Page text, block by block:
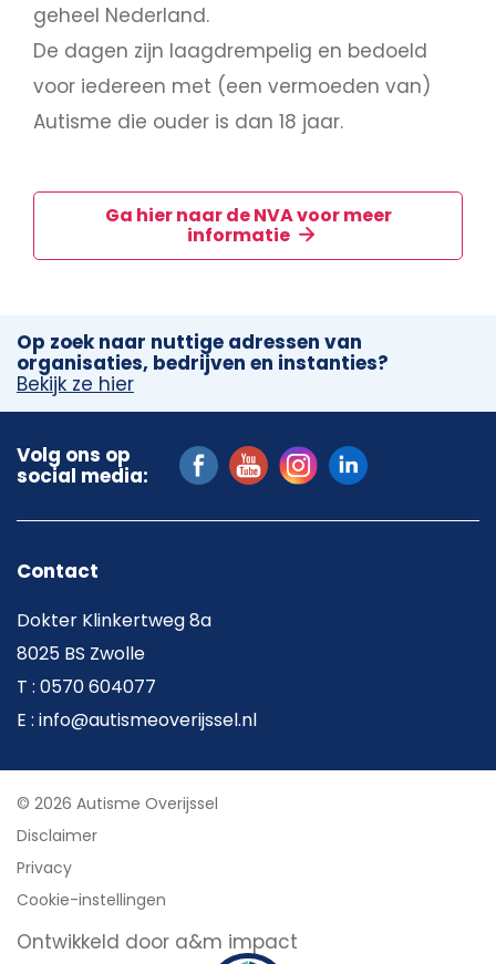
geheel Nederland.
De dagen zijn laagdrempelig en bedoeld
voor iedereen met (een vermoeden van)
Autisme die ouder is dan 18 jaar.
Ga hier naar de NVA voor meer
informatie
Op zoek naar nuttige adressen van
organisaties, bedrijven en instanties?
Bekijk ze hier
Volg ons op
social media:
Contact
Dokter Klinkertweg 8a
8025 BS Zwolle
T : 0570 604077
E : info@autismeoverijssel.nl
© 2026 Autisme Overijssel
Disclaimer
Privacy
Cookie-instellingen
Ontwikkeld door a&m impact